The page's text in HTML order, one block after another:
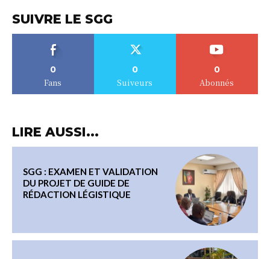
SUIVRE LE SGG
0
Fans
0
Suiveurs
0
Abonnés
LIRE AUSSI...
SGG : EXAMEN ET VALIDATION
DU PROJET DE GUIDE DE
RÉDACTION LÉGISTIQUE